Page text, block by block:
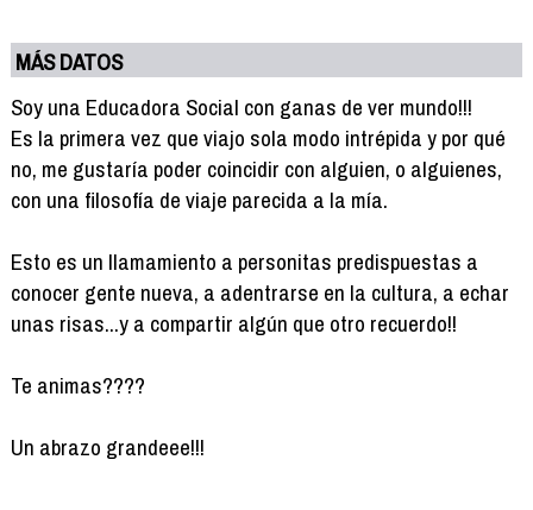
MÁS DATOS
Soy una Educadora Social con ganas de ver mundo!!!
Es la primera vez que viajo sola modo intrépida y por qué
no, me gustaría poder coincidir con alguien, o alguienes,
con una filosofía de viaje parecida a la mía.
Esto es un llamamiento a personitas predispuestas a
conocer gente nueva, a adentrarse en la cultura, a echar
unas risas...y a compartir algún que otro recuerdo!!
Te animas????
Un abrazo grandeee!!!